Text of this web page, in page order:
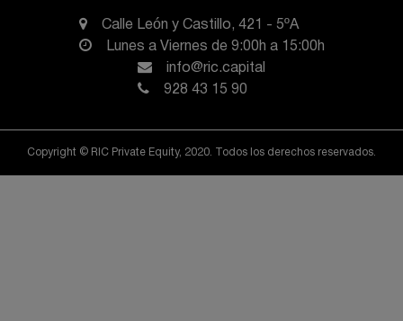
Calle León y Castillo, 421 - 5ºA
Lunes a Viernes de 9:00h a 15:00h
info@ric.capital
928 43 15 90
Copyright © RIC Private Equity, 2020. Todos los derechos reservados.